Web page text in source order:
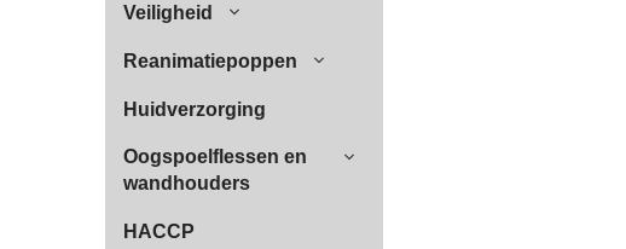
Veiligheid
Reanimatiepoppen
Huidverzorging
Oogspoelflessen en
wandhouders
HACCP